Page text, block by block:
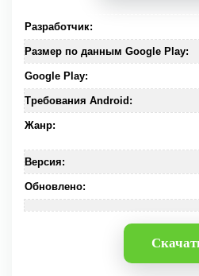
Разработчик:
Размер по данным Google Play:
Google Play:
Требования Android:
Жанр:
Версия:
Обновлено: